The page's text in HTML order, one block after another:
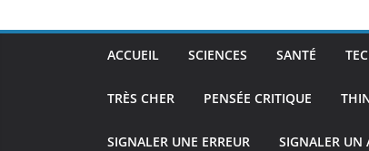
ACCUEIL SCIENCES SANTÉ
TRÈS CHER PENSÉE CRITIQUE
SIGNALER UNE ERREUR SIGNALER UN